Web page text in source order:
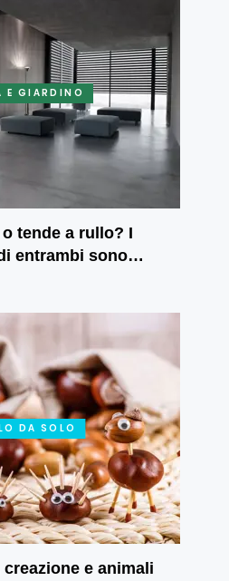
E GIARDINO
o tende a rullo? I
entrambi sono
DA SOLO
e animali